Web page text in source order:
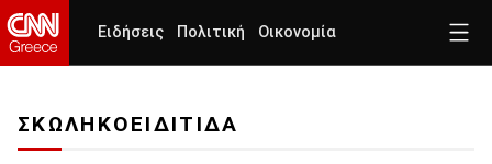
Ειδήσεις Πολιτική Οικονομία
ΣΚΩΛΗΚΟΕΙΔΙΤΙΔΑ